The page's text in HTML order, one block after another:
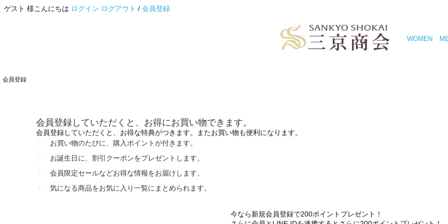
ゲスト 様こんにちは ログイン ログアウト / 会員登録
WOMEN
会員登録
会員登録していただくと、お得にお買い物できます。
会員登録していただくと、お得な特典がつきます。またお買い物も便利になります。
お買い物のたびに、購入ポイントが付きます。
お誕生日に、割引クーポンをプレゼントします。
会員限定セールなどお得な情報をお届けします。
気になる商品をお気に入り一覧にまとめられます。
今なら新規会員登録で200ポイントプレゼント！